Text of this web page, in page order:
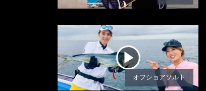
オフショアソルト